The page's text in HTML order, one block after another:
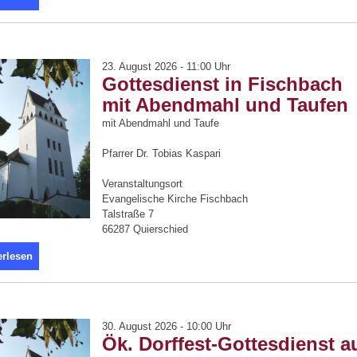
23. August 2026 - 11:00 Uhr
Gottesdienst in Fischbach
mit Abendmahl und Taufen
mit Abendmahl und Taufe
Pfarrer Dr. Tobias Kaspari
Veranstaltungsort
Evangelische Kirche Fischbach
Talstraße 7
66287 Quierschied
30. August 2026 - 10:00 Uhr
Ök. Dorffest-Gottesdienst